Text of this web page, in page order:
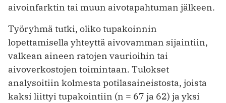
aivoinfarktin tai muun aivotapahtuman jälkeen.
Työryhmä tutki, oliko tupakoinnin
lopettamisella yhteyttä aivovamman sijaintiin,
valkean aineen ratojen vaurioihin tai
aivoverkostojen toimintaan. Tulokset
analysoitiin kolmesta potilasaineistosta, joista
kaksi liittyi tupakointiin (n = 67 ja 62) ja yksi